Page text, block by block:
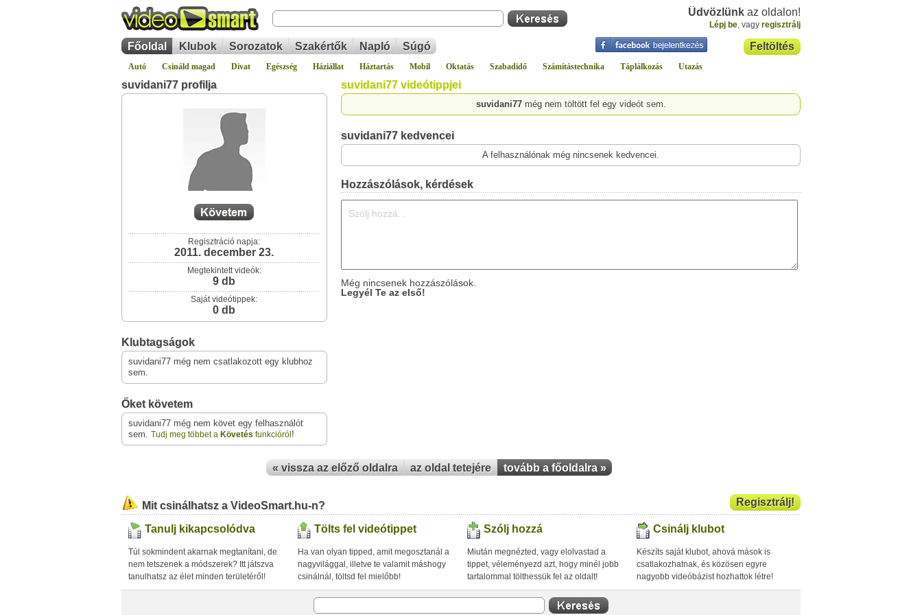
Üdvözlünk az oldalon!
Lépj be, vagy regisztrálj
Feltöltés
Főoldal Klubok Sorozatok Szakértők Napló Súgó
Autó Csináld magad Divat Egészség Háziállat Háztartás Mobil Oktatás Szabadidő Számítástechnika Táplálkozás Utazás
suvidani77 profilja
Regisztráció napja:
2011. december 23.
Megtekintett videók:
9 db
Saját videótippek:
0 db
Klubtagságok
suvidani77 még nem csatlakozott egy klubhoz
sem.
Őket követem
suvidani77 még nem követ egy felhasználót
sem. Tudj meg többet a Követés funkcióról !
suvidani77 videótippjei
suvidani77még nem töltött fel egy videót sem.
suvidani77 kedvencei
A felhasználónak még nincsenek kedvencei.
Hozzászólások, kérdések
Még nincsenek hozzászólások.
Legyél Te az első!
« vissza az előző oldalra az oldal tetejére tovább a főoldalra »
Regisztrálj!
Mit csinálhatsz a VideoSmart.hu-n?
Tanulj kikapcsolódva
Túl sokmindent akarnak megtanítani, de
nem tetszenek a módszerek? Itt játszva
tanulhatsz az élet minden területéről!
Tölts fel videótippet
Ha van olyan tipped, amit megosztanál a
nagyvilággal, illetve te valamit máshogy
csinálnál, töltsd fel mielőbb!
Szólj hozzá
Miután megnézted, vagy elolvastad a
tippet, véleményezd azt, hogy minél jobb
tartalommal tölthessük fel az oldalt!
Csinálj klubot
Készíts saját klubot, ahová mások is
csatlakozhatnak, és közösen egyre
nagyobb videóbázist hozhattok létre!